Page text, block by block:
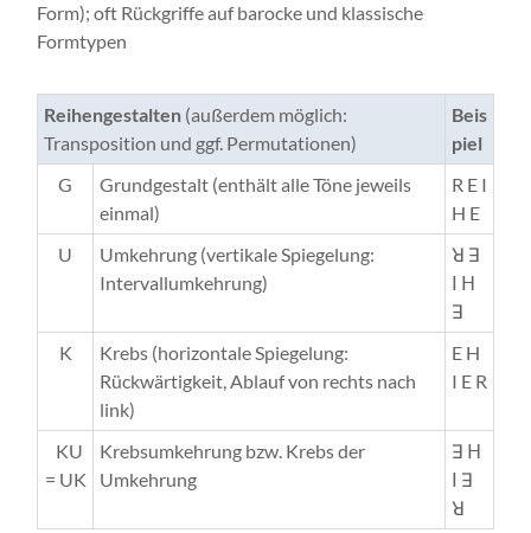
Form); oft Rückgriffe auf barocke und klassische
Formtypen
Reihengestalten (außerdem möglich:
Transposition und ggf. Permutationen)
Beis
piel
G
Grundgestalt (enthält alle Töne jeweils
einmal)
R E I
H E
U
Umkehrung (vertikale Spiegelung:
Intervallumkehrung)
ꓤ ꓱ
ꓲ ꓧ
ꓱ
K
Krebs (horizontale Spiegelung:
Rückwärtigkeit, Ablauf von rechts nach
link)
E H
I E R
KU
= UK
Krebsumkehrung bzw. Krebs der
Umkehrung
ꓱ ꓧ
ꓲ ꓱ
ꓤ